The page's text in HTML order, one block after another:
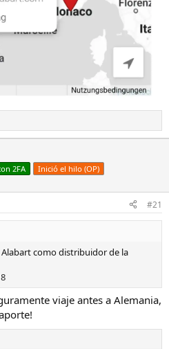
2FA Inició el hilo (OP)
#21
Alabart como distribuidor de la
viaje antes a Alemania,